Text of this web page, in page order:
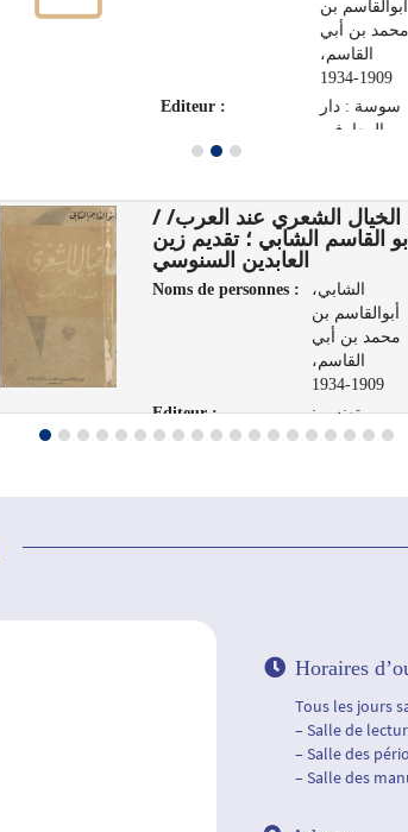
أبوالقاسم بن
محمد بن أبي
القاسم،
1909-1934
Editeur :
سوسة : دار
المعارف،
الخيال الشعري عند العرب/ /
القاسم الشابي ؛ تقديم زين
العابدين السنوسي
Noms de personnes :
الشابي،
أبوالقاسم بن
محمد بن أبي
القاسم،
1909-1934
Editeur :
تونس :
الشركة
Horaires
Tous les jours
– Salle de
– Salle des
– Salle des